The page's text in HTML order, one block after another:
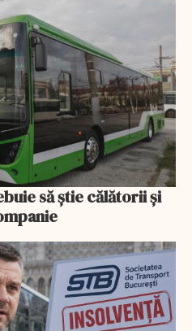
să ştie călătorii şi